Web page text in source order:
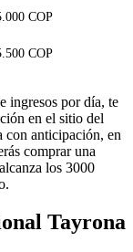
COP
COP
ingresos por día, te
en el sitio del
con anticipación, en
comprar una
los 3000
Tayrona